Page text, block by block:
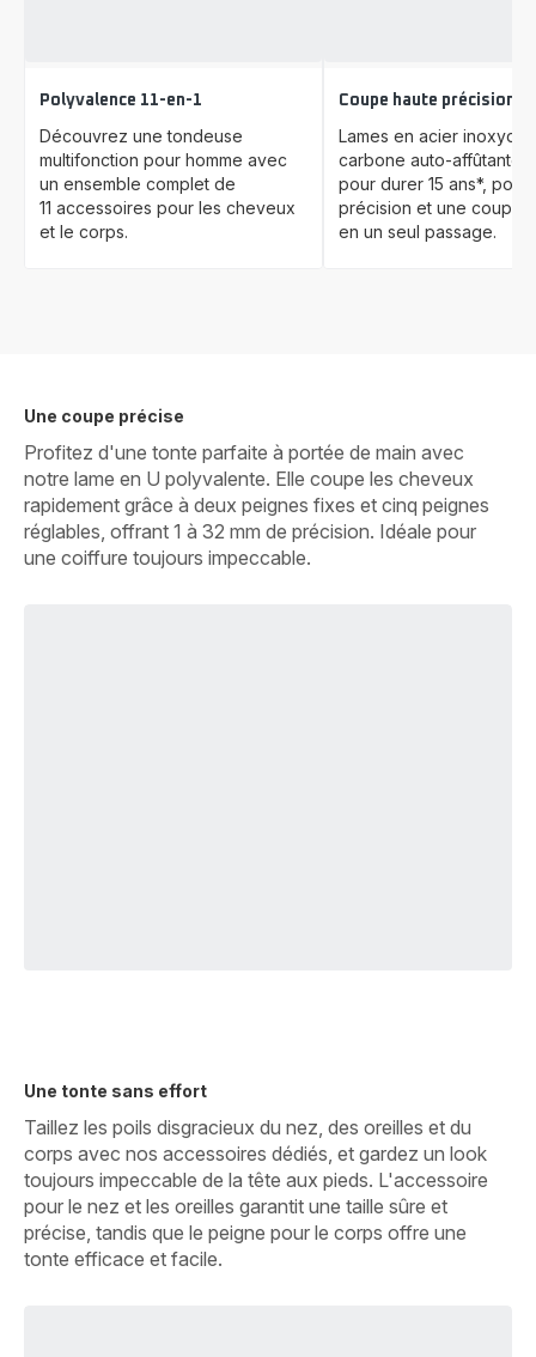
Polyvalence 11-en-1
Découvrez une tondeuse
multifonction pour homme avec
un ensemble complet de
11 accessoires pour les cheveux
et le corps.
Coupe haute précision
Lames en acier
carbone auto-affûtantes
pour durer 15 ans*, pour
précision et une coupe
en un seul passage.
Une coupe précise
Profitez d'une tonte parfaite à portée de main avec
notre lame en U polyvalente. Elle coupe les cheveux
rapidement grâce à deux peignes fixes et cinq peignes
réglables, offrant 1 à 32 mm de précision. Idéale pour
une coiffure toujours impeccable.
Une tonte sans effort
Taillez les poils disgracieux du nez, des oreilles et du
corps avec nos accessoires dédiés, et gardez un look
toujours impeccable de la tête aux pieds. L'accessoire
pour le nez et les oreilles garantit une taille sûre et
précise, tandis que le peigne pour le corps offre une
tonte efficace et facile.